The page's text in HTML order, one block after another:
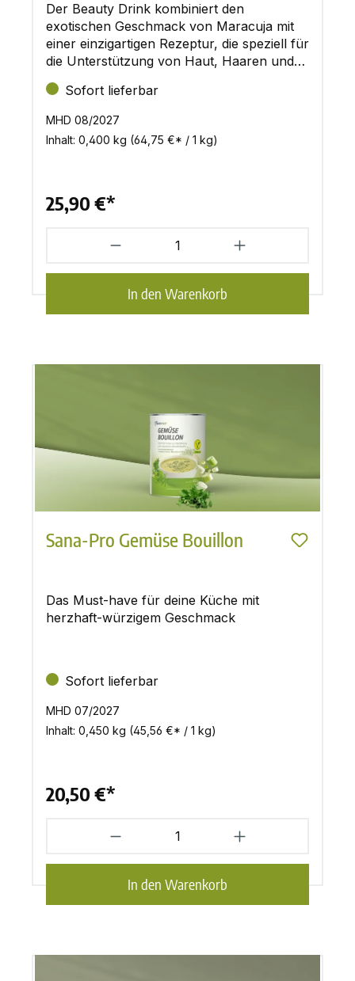
Der Beauty Drink kombiniert den
exotischen Geschmack von Maracuja mit
einer einzigartigen Rezeptur, die speziell für
die Unterstützung von Haut, Haaren und
Nägeln entwickelt wurde
Sofort lieferbar
MHD 08/2027
Inhalt: 0,400 kg (64,75 €* / 1 kg)
25,90 €*
In den Warenkorb
Sana-Pro Gemüse Bouillon
Das Must-have für deine Küche mit
herzhaft-würzigem Geschmack
Sofort lieferbar
MHD 07/2027
Inhalt: 0,450 kg (45,56 €* / 1 kg)
20,50 €*
In den Warenkorb